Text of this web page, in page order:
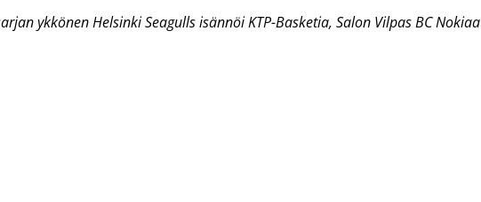
ykkönen Helsinki Seagulls isännöi KTP-Basketia, Salon Vilpas BC Nokiaa